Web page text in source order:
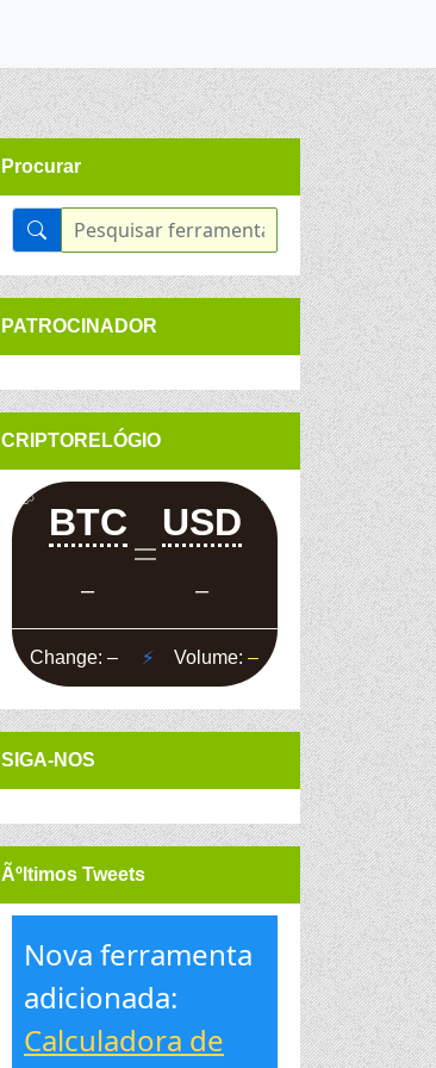
Procurar
PATROCINADOR
CRIPTORELÓGIO
SIGA-NOS
Ãºltimos Tweets
Nova ferramenta
adicionada:
Calculadora de